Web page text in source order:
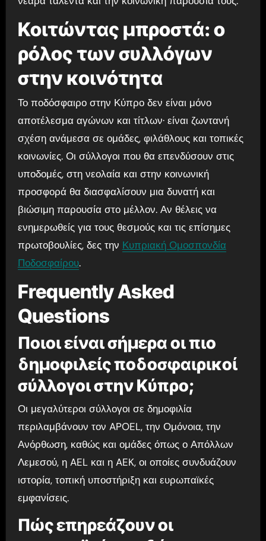
Κοιτώντας μπροστά: ο
ρόλος των συλλόγων
στην κοινότητα
Το ποδόσφαιρο στην Κύπρο δεν είναι μόνο
αποτέλεσμα αγώνων και τίτλων· είναι ζωντανή
σχέση ανάμεσα σε ομάδες, φιλάθλους και τοπικές
κοινωνίες. Οι σύλλογοι που θα επενδύσουν στις
υποδομές, στη νεολαία και στην κοινωνική
προσφορά θα διασφαλίσουν μια δυνατή και
βιώσιμη παρουσία στο μέλλον. Αν θέλεις να
ενημερωθείς για τους θεσμούς και τις επίσημες
πρωτοβουλίες, δες την Κυπριακή Ομοσπονδία
Ποδοσφαίρου.
Frequently Asked
Questions
Ποιοι είναι σήμερα οι πιο
δημοφιλείς ποδοσφαιρικοί
σύλλογοι στην Κύπρο;
Οι μεγαλύτεροι σύλλογοι σε δημοφιλία
περιλαμβάνουν τον APOEL, την Ομόνοια, την
Ανόρθωση, καθώς και ομάδες όπως ο Απόλλων
Λεμεσού, η AEL και η AEK, οι οποίες συνδυάζουν
ιστορία, τοπική υποστήριξη και ευρωπαϊκές
εμφανίσεις.
Πώς επηρεάζουν οι